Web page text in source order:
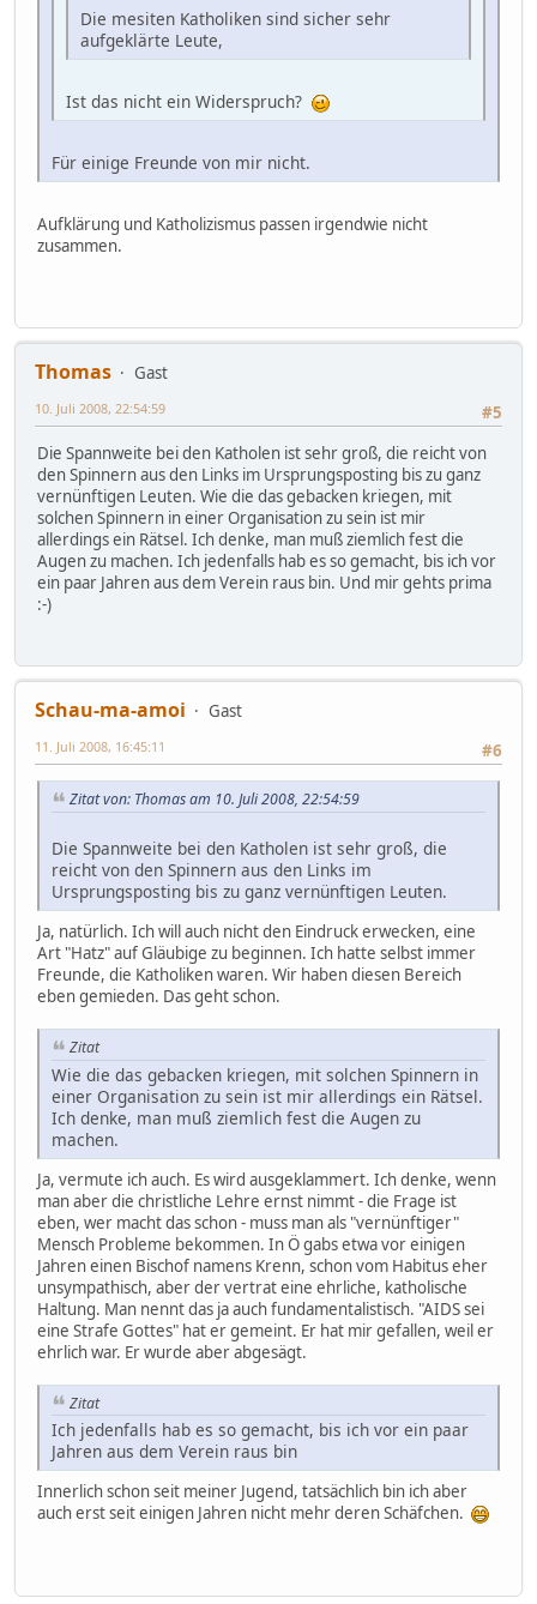
Die mesiten Katholiken sind sicher sehr
aufgeklärte Leute,
Ist das nicht ein Widerspruch?
Für einige Freunde von mir nicht.
Aufklärung und Katholizismus passen irgendwie nicht
zusammen.
Thomas
Gast
#5
10. Juli 2008, 22:54:59
Die Spannweite bei den Katholen ist sehr groß, die reicht von
den Spinnern aus den Links im Ursprungsposting bis zu ganz
vernünftigen Leuten. Wie die das gebacken kriegen, mit
solchen Spinnern in einer Organisation zu sein ist mir
allerdings ein Rätsel. Ich denke, man muß ziemlich fest die
Augen zu machen. Ich jedenfalls hab es so gemacht, bis ich vor
ein paar Jahren aus dem Verein raus bin. Und mir gehts prima
:-)
Schau-ma-amoi
Gast
#6
11. Juli 2008, 16:45:11
Zitat von: Thomas am 10. Juli 2008, 22:54:59
Die Spannweite bei den Katholen ist sehr groß, die
reicht von den Spinnern aus den Links im
Ursprungsposting bis zu ganz vernünftigen Leuten.
Ja, natürlich. Ich will auch nicht den Eindruck erwecken, eine
Art "Hatz" auf Gläubige zu beginnen. Ich hatte selbst immer
Freunde, die Katholiken waren. Wir haben diesen Bereich
eben gemieden. Das geht schon.
Zitat
Wie die das gebacken kriegen, mit solchen Spinnern in
einer Organisation zu sein ist mir allerdings ein Rätsel.
Ich denke, man muß ziemlich fest die Augen zu
machen.
Ja, vermute ich auch. Es wird ausgeklammert. Ich denke, wenn
man aber die christliche Lehre ernst nimmt - die Frage ist
eben, wer macht das schon - muss man als "vernünftiger"
Mensch Probleme bekommen. In Ö gabs etwa vor einigen
Jahren einen Bischof namens Krenn, schon vom Habitus eher
unsympathisch, aber der vertrat eine ehrliche, katholische
Haltung. Man nennt das ja auch fundamentalistisch. "AIDS sei
eine Strafe Gottes" hat er gemeint. Er hat mir gefallen, weil er
ehrlich war. Er wurde aber abgesägt.
Zitat
Ich jedenfalls hab es so gemacht, bis ich vor ein paar
Jahren aus dem Verein raus bin
Innerlich schon seit meiner Jugend, tatsächlich bin ich aber
auch erst seit einigen Jahren nicht mehr deren Schäfchen.